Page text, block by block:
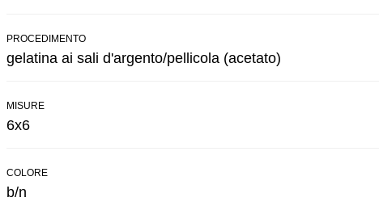
PROCEDIMENTO
gelatina ai sali d'argento/pellicola (acetato)
MISURE
6x6
COLORE
b/n